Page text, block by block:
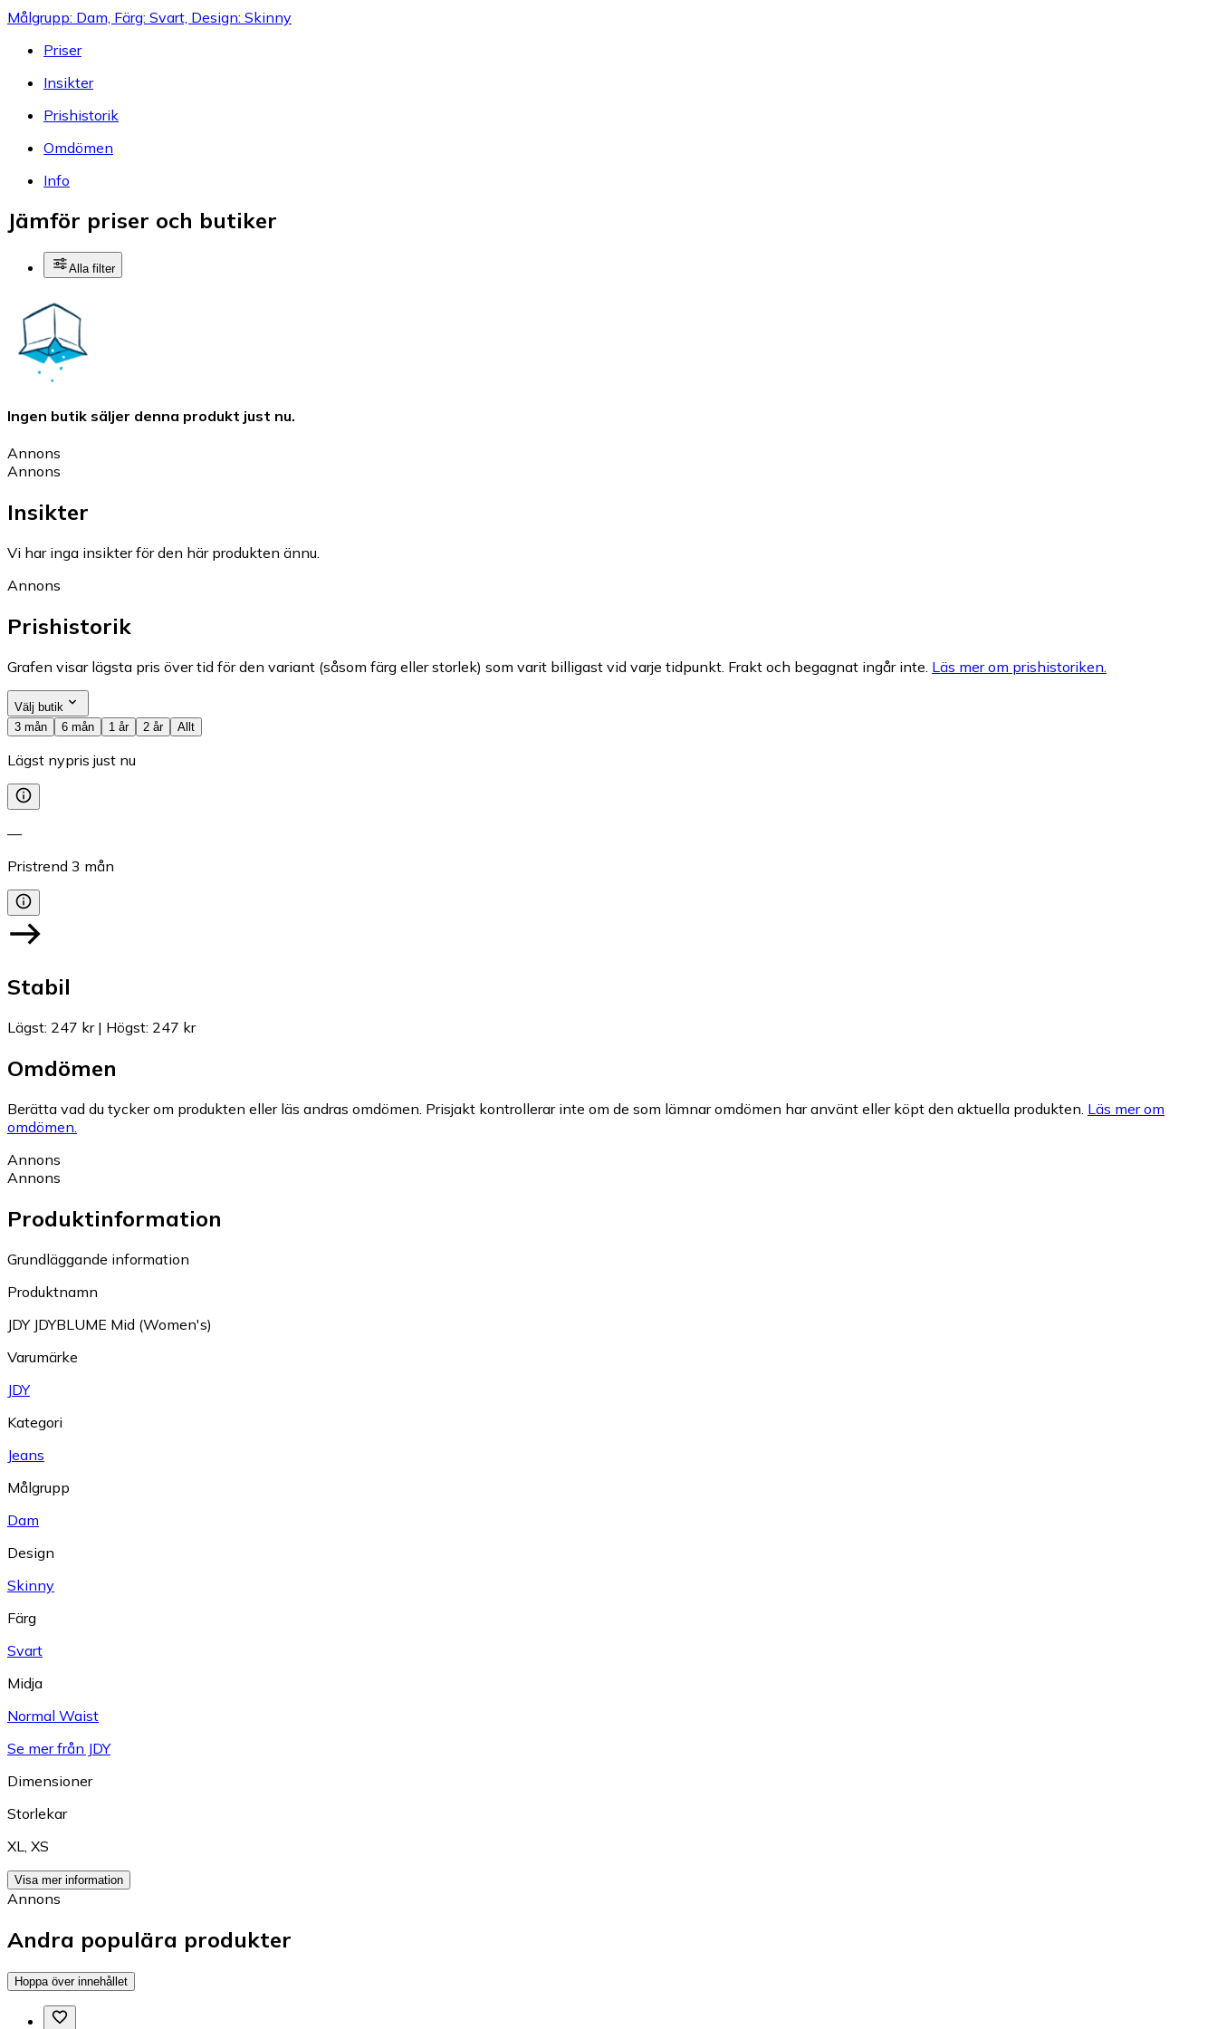
Målgrupp: Dam, Färg: Svart, Design: Skinny
Priser
Insikter
Prishistorik
Omdömen
Info
Jämför priser och butiker
Alla filter
Ingen butik säljer denna produkt just nu.
Annons
Annons
Insikter
Vi har inga insikter för den här produkten ännu.
Annons
Prishistorik
Grafen visar lägsta pris över tid för den variant (såsom färg eller storlek) som varit billigast vid varje tidpunkt. Frakt och begagnat ingår inte. Läs mer om prishistoriken.
Välj butik
3 mån
6 mån 1 år 2 år Allt
Lägst nypris just nu
—
Pristrend 3 mån
Stabil
Lägst: 247 kr| Högst: 247 kr
Omdömen
Berätta vad du tycker om produkten eller läs andras omdömen. Prisjakt kontrollerar inte om de som lämnar omdömen har använt eller köpt den aktuella produkten. Läs mer om
omdömen.
Annons
Annons
Produktinformation
Grundläggande information
Produktnamn
JDY JDYBLUME Mid (Women's)
Varumärke
JDY
Kategori
Jeans
Målgrupp
Dam
Design
Skinny
Färg
Svart
Midja
Normal Waist
Se mer från JDY
Dimensioner
Storlekar
XL
XS
Visa mer information
Annons
Andra populära produkter
Hoppa över innehållet